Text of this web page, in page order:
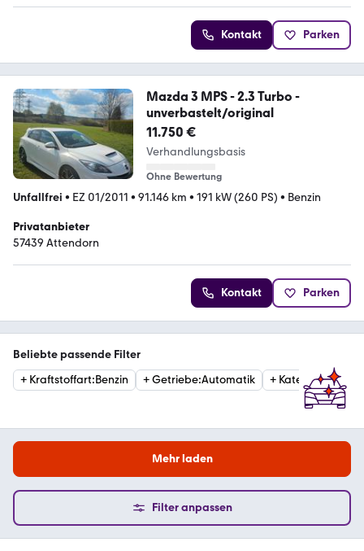
Kontakt Parken
Mazda 3 MPS - 2.3 Turbo -
unverbastelt/original
11.750 €
Verhandlungsbasis
Ohne Bewertung
Unfallfrei • EZ 01/2011 • 91.146 km • 191 kW (260 PS) • Benzin
Privatanbieter
57439 Attendorn
Kontakt Parken
Beliebte passende Filter
+ Kraftstoffart:Benzin +Getriebe:Automatik + Kategorie:
Mehr laden
Filter anpassen